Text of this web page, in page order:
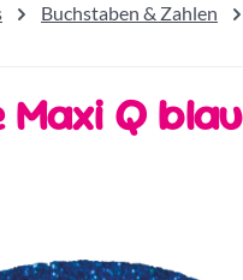
Buchstaben & Zahlen
Q blau